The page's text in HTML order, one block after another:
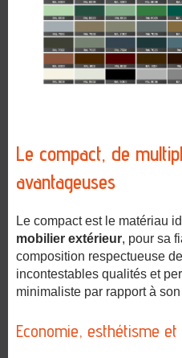
Le compact, de
avantageuses
Le compact est le matériau
mobilier extérieur, pour sa
composition respectueuse
incontestables qualités et
minimaliste par rapport à
Economie, esthétisme